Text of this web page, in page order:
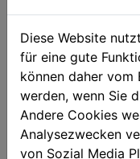
Qualität
Zufriedenheit
Diese Website
für eine gute
können daher vom
werden, wenn Sie
Andere Cookies
Analysezwecken
von Sozial Media